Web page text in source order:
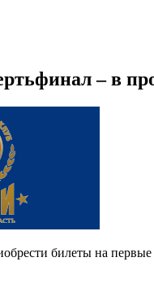
– в
билеты на